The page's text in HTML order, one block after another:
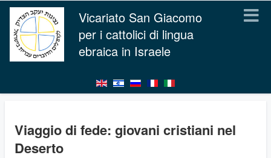
Vicariato San Giacomo
per i cattolici di lingua
ebraica in Israele
Viaggio di fede: giovani cristiani nel
Deserto